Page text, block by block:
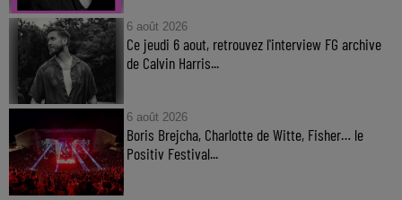
6 août 2026
Ce jeudi 6 aout, retrouvez l'interview FG archive
de Calvin Harris...
6 août 2026
Boris Brejcha, Charlotte de Witte, Fisher… le
Positiv Festival...